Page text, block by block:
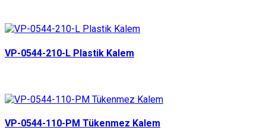
VP-0544-210-L Plastik Kalem
VP-0544-110-PM Tükenmez Kalem